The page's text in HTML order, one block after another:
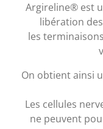
Argireline® est
libération
les
On obtient ainsi
Les cellules
ne peuvent